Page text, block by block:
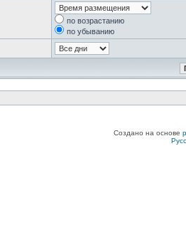
по возрастанию
по убыванию
Создано на основе